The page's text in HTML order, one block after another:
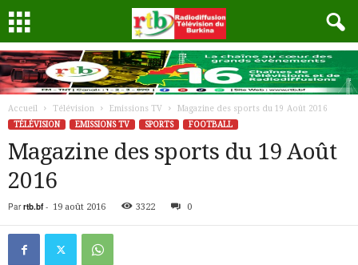
Accueil Télévision Emissions TV
Magazine des sports du 19 Août 2016
TÉLÉVISION
EMISSIONS TV SPORTS FOOTBALL
Magazine des sports du 19 Août
2016
Par rtb.bf- 19 août 2016 3322 0